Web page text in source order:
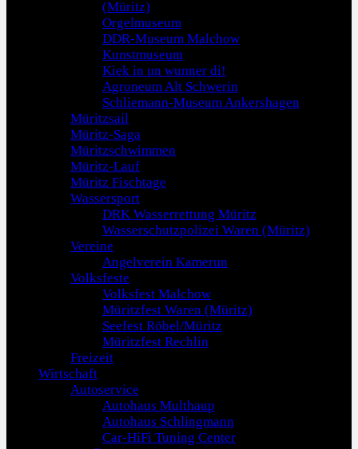
(Müritz)
Orgelmuseum
DDR-Museum Malchow
Kunstmuseum
Kiek in un wunner di!
Agroneum Alt Schwerin
Schliemann-Museum Ankershagen
Müritzsail
Müritz-Saga
Müritzschwimmen
Müritz-Lauf
Müritz Fischtage
Wassersport
DRK Wasserrettung Müritz
Wasserschutzpolizei Waren (Müritz)
Vereine
Angelverein Kamerun
Volksfeste
Volksfest Malchow
Müritzfest Waren (Müritz)
Seefest Röbel/Müritz
Müritzfest Rechlin
Freizeit
Wirtschaft
Autoservice
Autohaus Multhaup
Autohaus Schlingmann
Car-HiFi Tuning Center